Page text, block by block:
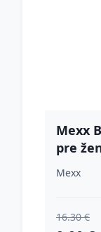
Mexx
pre
Mexx
16.30 €